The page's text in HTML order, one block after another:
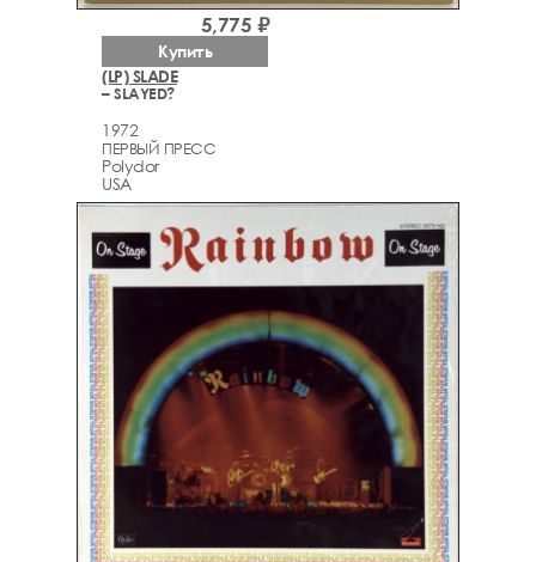
(LP) SLADE
– SLAYED?
1972
ПЕРВЫЙ ПРЕСС
Polydor
USA
5,775 ₽
Купить